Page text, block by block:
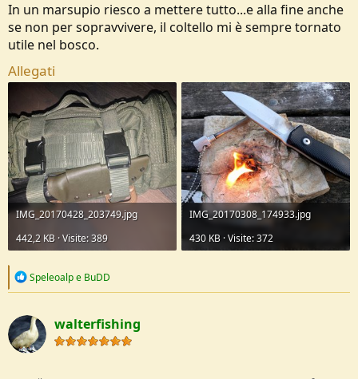
In un marsupio riesco a mettere tutto...e alla fine anche
se non per sopravvivere, il coltello mi è sempre tornato
utile nel bosco.
Allegati
IMG_20170428_203749.jpg
442,2 KB · Visite: 389
IMG_20170308_174933.jpg
430 KB · Visite: 372
R
c
t
i
o
Speleoalpe BuDD
walterfishing